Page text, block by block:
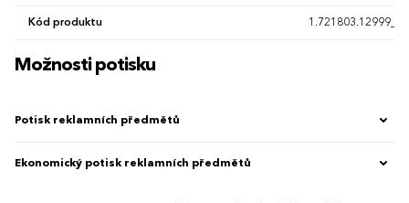
Kód produktu
Možnosti potisku
Potisk reklamních předmětů
Ekonomický potisk reklamních předmětů